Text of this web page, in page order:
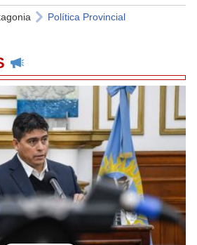
Política Provincial